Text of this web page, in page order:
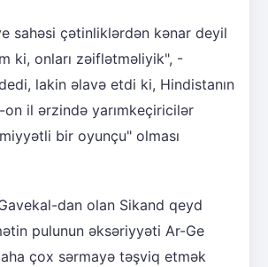
sahəsi çətinliklərdən kənar deyil
ki, onları zəiflətməliyik", -
lakin əlavə etdi ki, Hindistanın
il ərzində yarımkeçiricilər
bir oyunçu" olması
dan olan Sikand qeyd
pulunun əksəriyyəti Ar-Ge
çox sərmayə təşviq etmək